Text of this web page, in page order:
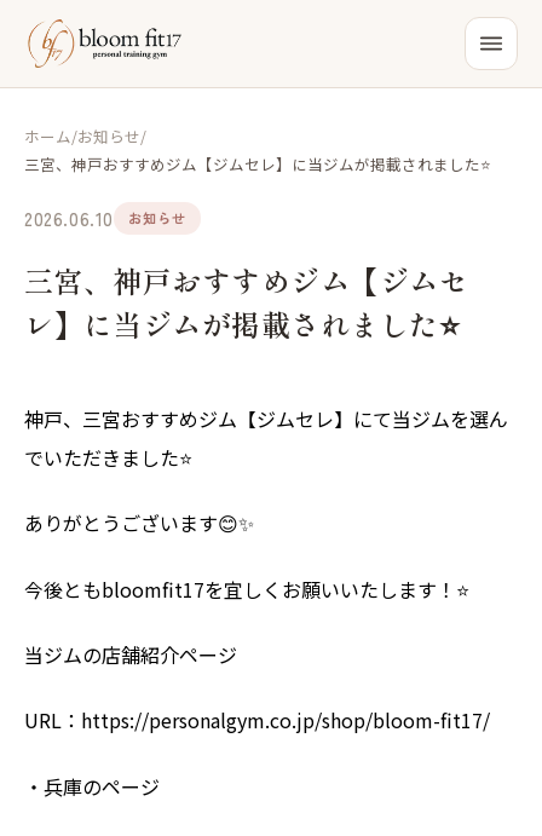
ホーム/お知らせ/
三宮、神戸おすすめジム【ジムセレ】に当ジムが掲載されました⭐️
2026.06.10 お知らせ
三宮、神戸おすすめジム【ジムセ
レ】に当ジムが掲載されました⭐️
神戸、三宮おすすめジム【ジムセレ】にて当ジムを選ん
でいただきました⭐️
ありがとうございます😊✨
今後ともbloomfit17を宜しくお願いいたします！⭐️
当ジムの店舗紹介ページ
URL：https://personalgym.co.jp/shop/bloom-fit17/
・兵庫のページ